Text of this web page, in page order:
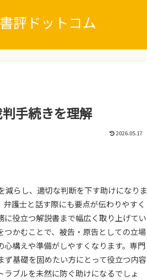
書評ドットコム
手続きを理解
2026.05.17
らし、適切な判断を下す助けになりま
護士と話す際にも要点が伝わりやすく
役立つ解説書まで幅広く取り上げてい
かむことで、被告・原告としての立場
構えや準備がしやすくなります。専門
基礎を固めたい方にとって役立つ内容
ブルを未然に防ぐ助けになるでしょ